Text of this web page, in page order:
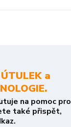
a
na pomoc pro
také přispět,